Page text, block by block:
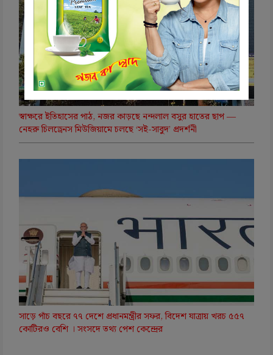
স্বাক্ষরে ইতিহাসের পাঠ, নজর কাড়ছে নন্দলাল বসুর হাতের ছাপ —
নেহরু চিলড্রেনস মিউজিয়ামে চলছে ‘সই-সাবুদ’ প্রদর্শনী
সাড়ে পাঁচ বছরে ৭৭ দেশে প্রধানমন্ত্রীর সফর, বিদেশ যাত্রায় খরচ ৫৫৭
কোটিরও বেশি । সংসদে তথ্য পেশ কেন্দ্রের